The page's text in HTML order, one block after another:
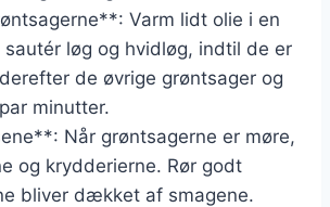
Varm lidt olie i en
løg og hvidløg, indtil de er
de øvrige grøntsager og
minutter.
Når grøntsagerne er møre,
og krydderierne. Rør godt
bliver dækket af smagene.